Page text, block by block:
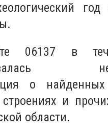
06137 в
о найденных
строениях и
области.